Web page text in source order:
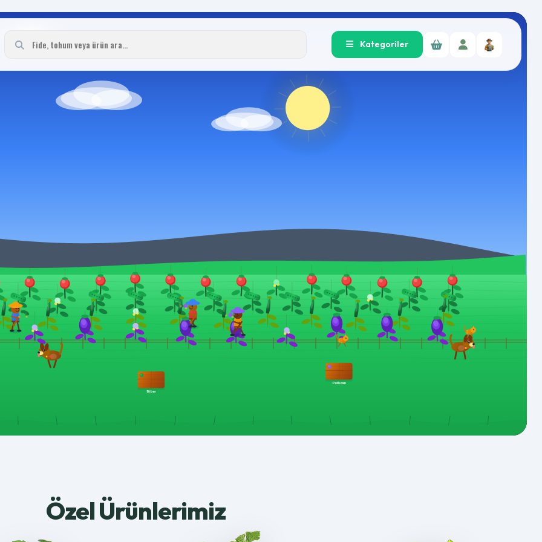
Kategoriler
| Tarım Ekipmanları
ve güvenilir alışveriş. Fidebahcesi.com Milyonlarca fide, mutlu çiftçiler!
çimlenme oranı ve hastalıklara dayanıklılık önceliğimizdir.
en kısa sürede adresinize ulaştırılır.
uzman ekibimiz her zaman yanınızda.
Özel Ürünlerimiz